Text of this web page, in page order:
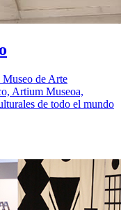
de Arte
Artium Museoa,
de todo el mundo